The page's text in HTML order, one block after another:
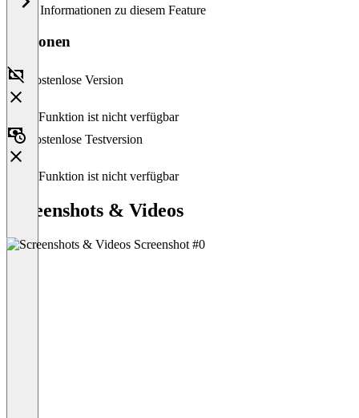
Keine Informationen zu diesem Feature
Versionen
Kostenlose Version
Diese Funktion ist nicht verfügbar
Kostenlose Testversion
Diese Funktion ist nicht verfügbar
Screenshots & Videos